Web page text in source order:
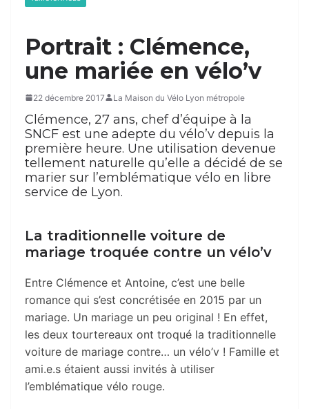
Portrait : Clémence,
une mariée en vélo’v
22 décembre 2017 La Maison du Vélo Lyon métropole
Clémence, 27 ans, chef d’équipe à la
SNCF est une adepte du vélo’v depuis la
première heure. Une utilisation devenue
tellement naturelle qu’elle a décidé de se
marier sur l’emblématique vélo en libre
service de Lyon.
La traditionnelle voiture de
mariage troquée contre un vélo’v
Entre Clémence et Antoine, c’est une belle
romance qui s’est concrétisée en 2015 par un
mariage. Un mariage un peu original ! En effet,
les deux tourtereaux ont troqué la traditionnelle
voiture de mariage contre… un vélo’v ! Famille et
ami.e.s étaient aussi invités à utiliser
l’emblématique vélo rouge.